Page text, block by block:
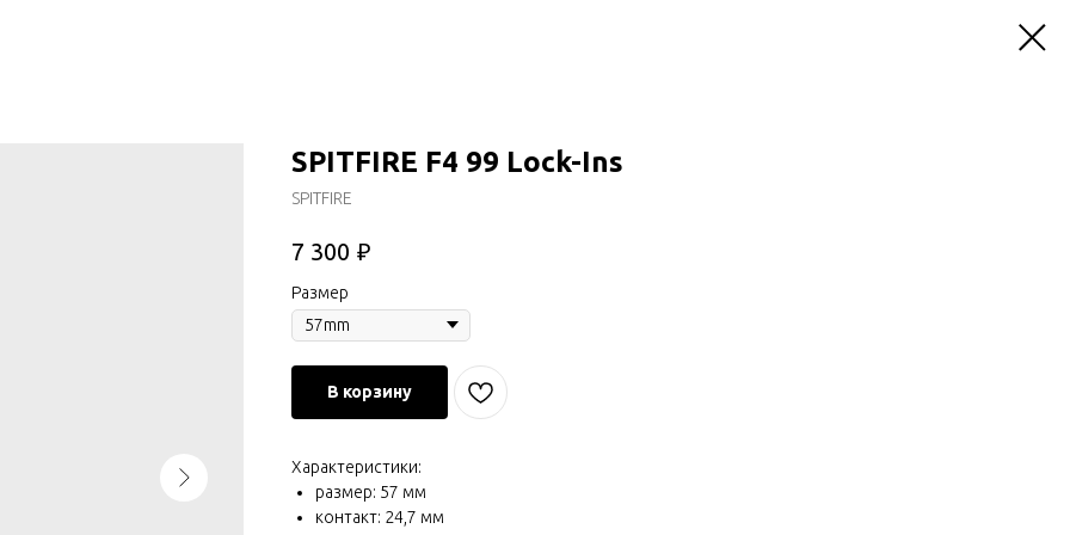
SPITFIRE F4 99 Lock-Ins
SPITFIRE
7 300 ₽
Размер
В корзину
Характеристики:
размер: 57 мм
контакт: 24,7 мм